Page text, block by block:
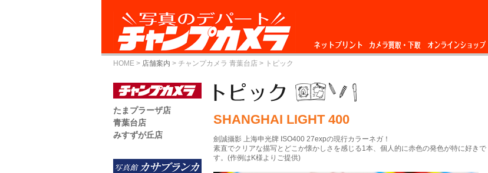
ネットプリント
カメラ買取・下
オンラインショップ
HOME > 店舗案内 > チャンプカメラ 青葉台店 > トピック
SHANGHAI LIGHT 400
劍誠攝影 上海申光牌 ISO400 27expの現行カラーネガ！
素直でクリアな描写とどこか懐かしさを感じる1本、個人的に赤色の発色が特に好きで
す。(作例はK様よりご提供)
たまプラーザ店
青葉台店
みすずが丘店